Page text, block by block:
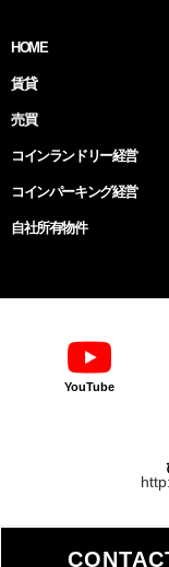
HOME
賃貸
売買
コインランドリー経営
コインパーキング経営
自社所有物件
YouTube